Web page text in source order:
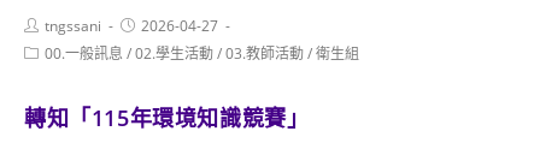
Post
author:
tngssani
Post
published:
2026-04-27
Post00.一般訊息 /02.學生活動/03.教師活動/衛生組
轉知「115年環境知識競賽」